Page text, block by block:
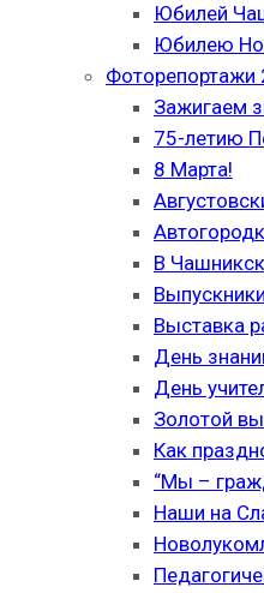
Юбилей
Юбилею
Фоторепортажи
Зажигаем
75-летию
8 Марта!
В
Выставка
День
День
Золотой
Как
“Мы –
Наши на